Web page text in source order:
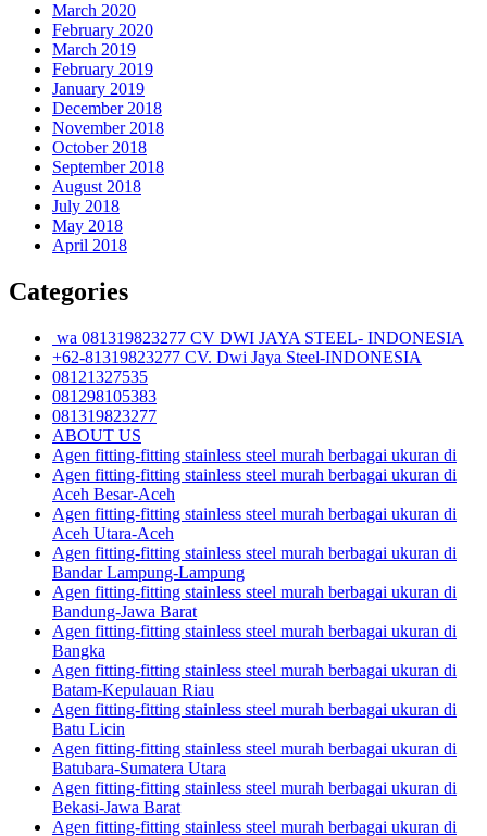
March 2020
February 2020
March 2019
February 2019
January 2019
December 2018
November 2018
October 2018
September 2018
August 2018
July 2018
May 2018
April 2018
Categories
wa 081319823277 CV DWI JAYA STEEL- INDONESIA
+62-81319823277 CV. Dwi Jaya Steel-INDONESIA
08121327535
081298105383
081319823277
ABOUT US
Agen fitting-fitting stainless steel murah berbagai ukuran di
Agen fitting-fitting stainless steel murah berbagai ukuran di
Aceh Besar-Aceh
Agen fitting-fitting stainless steel murah berbagai ukuran di
Aceh Utara-Aceh
Agen fitting-fitting stainless steel murah berbagai ukuran di
Bandar Lampung-Lampung
Agen fitting-fitting stainless steel murah berbagai ukuran di
Bandung-Jawa Barat
Agen fitting-fitting stainless steel murah berbagai ukuran di
Bangka
Agen fitting-fitting stainless steel murah berbagai ukuran di
Batam-Kepulauan Riau
Agen fitting-fitting stainless steel murah berbagai ukuran di
Batu Licin
Agen fitting-fitting stainless steel murah berbagai ukuran di
Batubara-Sumatera Utara
Agen fitting-fitting stainless steel murah berbagai ukuran di
Bekasi-Jawa Barat
Agen fitting-fitting stainless steel murah berbagai ukuran di